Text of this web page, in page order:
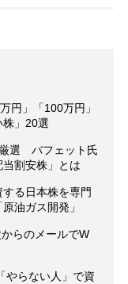
円」「100万円」
」20選
選 バフェット氏
割安株」とは
る日本株を専門
油ガス開発」
らのメールでW
らない人」で資